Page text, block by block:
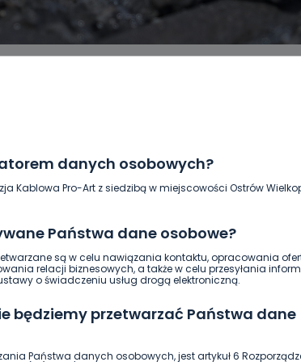
danych osobowych?
Kablowa Pro-Art z siedzibą w miejscowości Ostrów
Państwa dane osobowe?
są w celu nawiązania kontaktu, opracowania
relacji biznesowych, a także w celu przesyłania
o świadczeniu usług drogą elektroniczną.
będziemy przetwarzać Państwa dane
Państwa danych osobowych, jest artykuł 6
GOSPODARKA I FINANSE HISTORIA
WASZE INFO WSZYSTKICH ŚWIĘTYCH